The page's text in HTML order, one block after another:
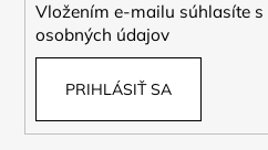
Vložením e-mailu súhlasíte s
osobných údajov
PRIHLÁSIŤ SA